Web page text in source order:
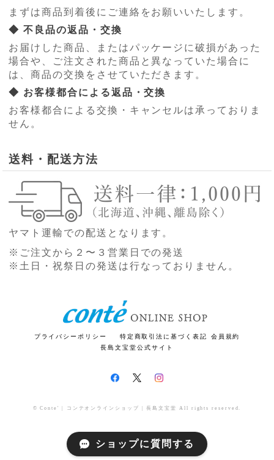
まずは商品到着後にご連絡をお願いいたします。
◆ 不良品の返品・交換
お届けした商品、またはパッケージに破損があった
場合や、ご注文された商品と異なっていた場合に
は、商品の交換をさせていただきます。
◆ お客様都合による返品・交換
お客様都合による交換・キャンセルは承っておりま
せん。
送料・配送方法
ヤマト運輸での配送となります。
※ご注文から２〜３営業日での発送
※土日・祝祭日の発送は行なっておりません。
プライバシーポリシー 特定商取引法に基づく表記
会員規約
長島文宝堂公式サイト
© Conte' | コンテオンラインショップ | 長島文宝堂 All rights reserved.
ショップに質問する